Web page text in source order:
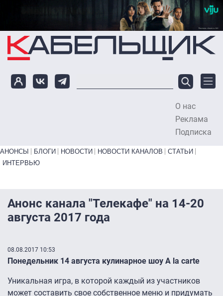
Перейти к основному содержанию
О нас
Реклама
Подписка
Primary links bottom
АНОНСЫ БЛОГИ НОВОСТИ НОВОСТИ КАНАЛОВ
СТАТЬИ
ИНТЕРВЬЮ
Анонс канала "Телекафе" на 14-20
августа 2017 года
08.08.2017 10:53
Понедельник 14 августа кулинарное шоу A la carte
Уникальная игра, в которой каждый из участников
может составить свое собственное меню и придумать